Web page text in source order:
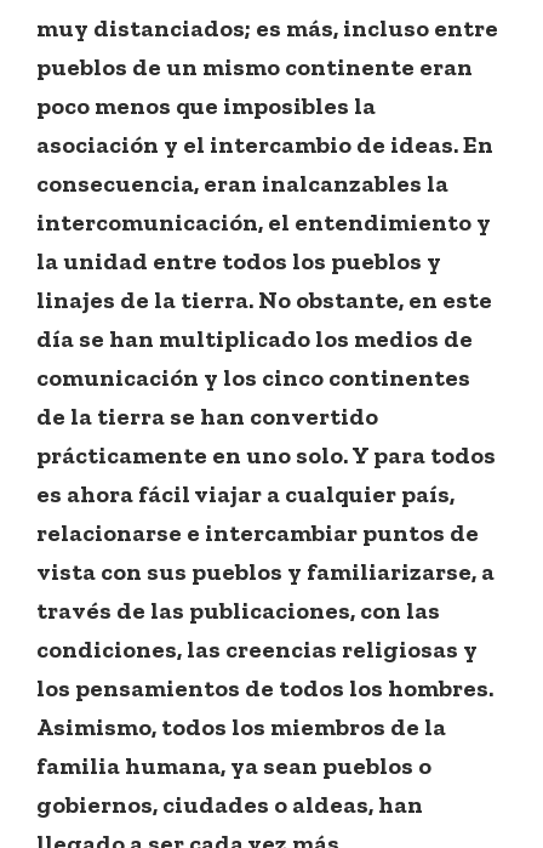
muy distanciados; es más, incluso entre
pueblos de un mismo continente eran
poco menos que imposibles la
asociación y el intercambio de ideas. En
consecuencia, eran inalcanzables la
intercomunicación, el entendimiento y
la unidad entre todos los pueblos y
linajes de la tierra. No obstante, en este
día se han multiplicado los medios de
comunicación y los cinco continentes
de la tierra se han convertido
prácticamente en uno solo. Y para todos
es ahora fácil viajar a cualquier país,
relacionarse e intercambiar puntos de
vista con sus pueblos y familiarizarse, a
través de las publicaciones, con las
condiciones, las creencias religiosas y
los pensamientos de todos los hombres.
Asimismo, todos los miembros de la
familia humana, ya sean pueblos o
gobiernos, ciudades o aldeas, han